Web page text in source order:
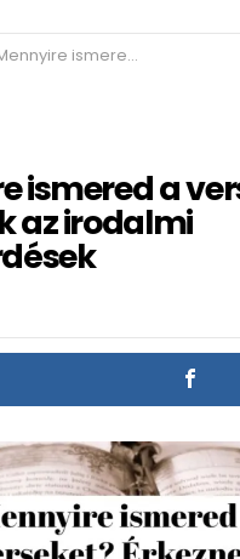
ismered a verseket? Érkeznek az irodalmi tesztkérdések
ismered a
az irodalmi